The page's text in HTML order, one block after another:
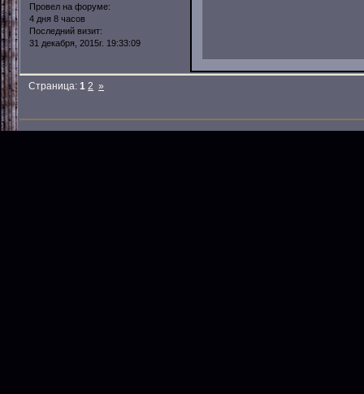
Провел на форуме:
4 дня 8 часов
Последний визит:
31 декабря, 2015г. 19:33:09
Страница:1 2 »